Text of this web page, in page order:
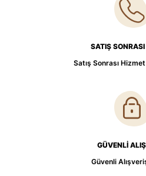
SATIŞ
Satış Sonrası
GÜVENLİ
Güvenli